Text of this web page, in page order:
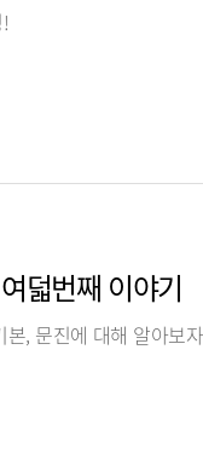
덟번째 이야기
, 문진에 대해 알아보